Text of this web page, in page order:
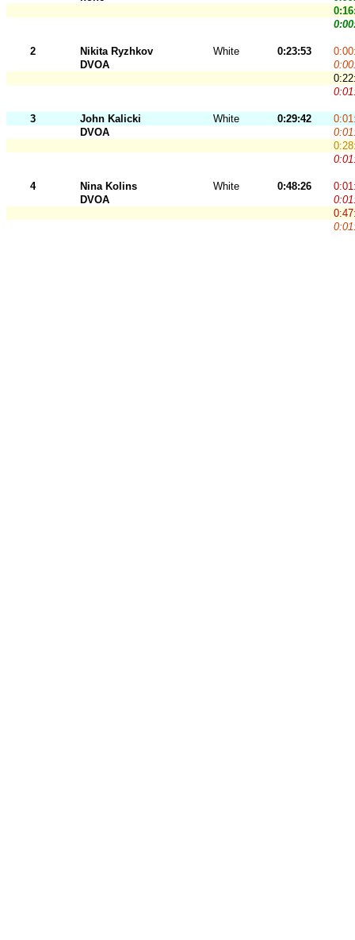
2 Nikita Ryzhkov White 0:23:53
DVOA
3 John Kalicki White 0:29:42
DVOA
4 Nina Kolins White 0:48:26
DVOA